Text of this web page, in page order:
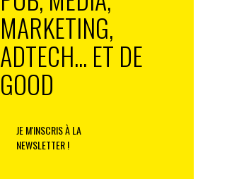
MARKETING,
ADTECH... ET DE
GOOD
JE M'INSCRIS À LA
NEWSLETTER !